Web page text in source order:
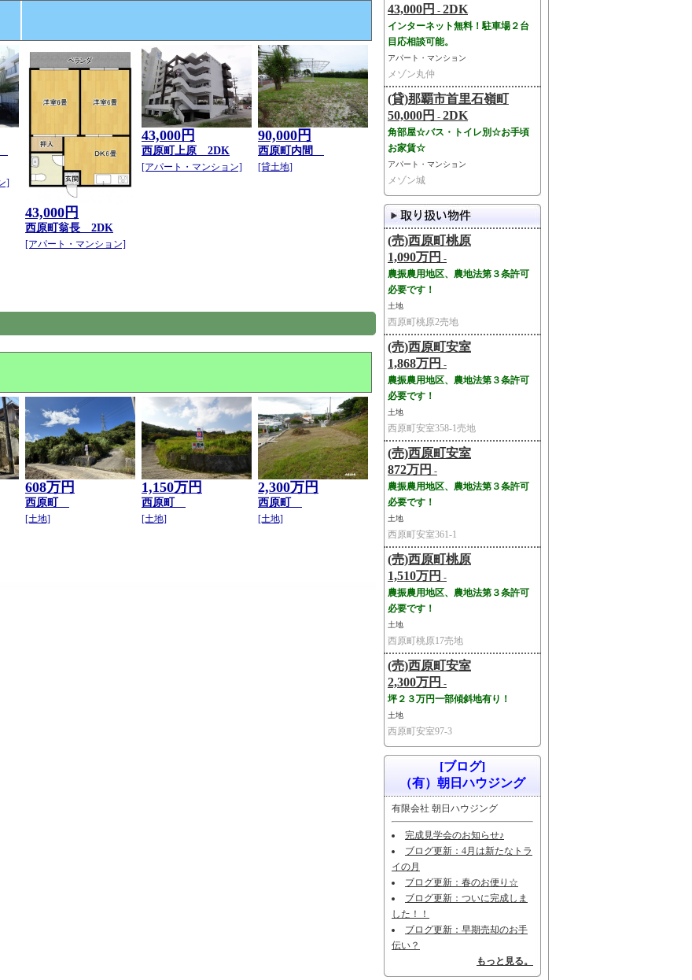
43,000円 - 2DK
インターネット無料！駐車場２台
目応相談可能。
アパート・マンション
メゾン丸仲
(貸)那覇市首里石嶺町
50,000円 - 2DK
角部屋☆バス・トイレ別☆お手頃
お家賃☆
アパート・マンション
メゾン城
(売)西原町桃原
1,090万円 -
農振農用地区、農地法第３条許可
必要です！
土地
西原町桃原2売地
(売)西原町安室
1,868万円 -
農振農用地区、農地法第３条許可
必要です！
土地
西原町安室358-1売地
(売)西原町安室
872万円 -
農振農用地区、農地法第３条許可
必要です！
土地
西原町安室361-1
(売)西原町桃原
1,510万円 -
農振農用地区、農地法第３条許可
必要です！
土地
西原町桃原17売地
(売)西原町安室
2,300万円 -
坪２３万円一部傾斜地有り！
土地
西原町安室97-3
[ブログ]
（有）朝日ハウジング
有限会社 朝日ハウジング
完成見学会のお知らせ♪
ブログ更新：4月は新たなトラ
イの月
ブログ更新：春のお便り☆
ブログ更新：ついに完成しま
した！！
ブログ更新：早期売却のお手
伝い？
もっと見る。